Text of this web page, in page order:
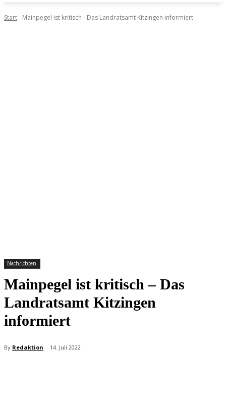
Start Mainpegel ist kritisch - Das Landratsamt Kitzingen informiert
Nachrichten
Mainpegel ist kritisch – Das
Landratsamt Kitzingen
informiert
By Redaktion 14. Juli 2022